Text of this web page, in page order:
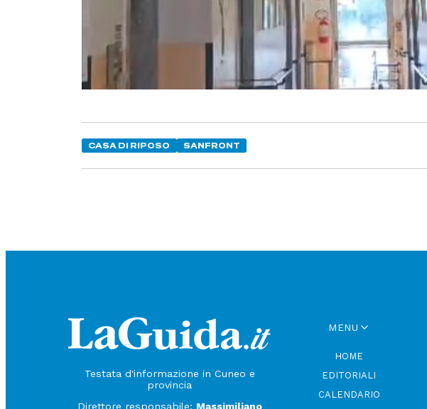
CASA DI RIPOSO SANFRONT
Testata d'informazione in Cuneo e
provincia
Direttore responsabile: Massimiliano
MENU
HOME
EDITORIALI
CALENDARIO